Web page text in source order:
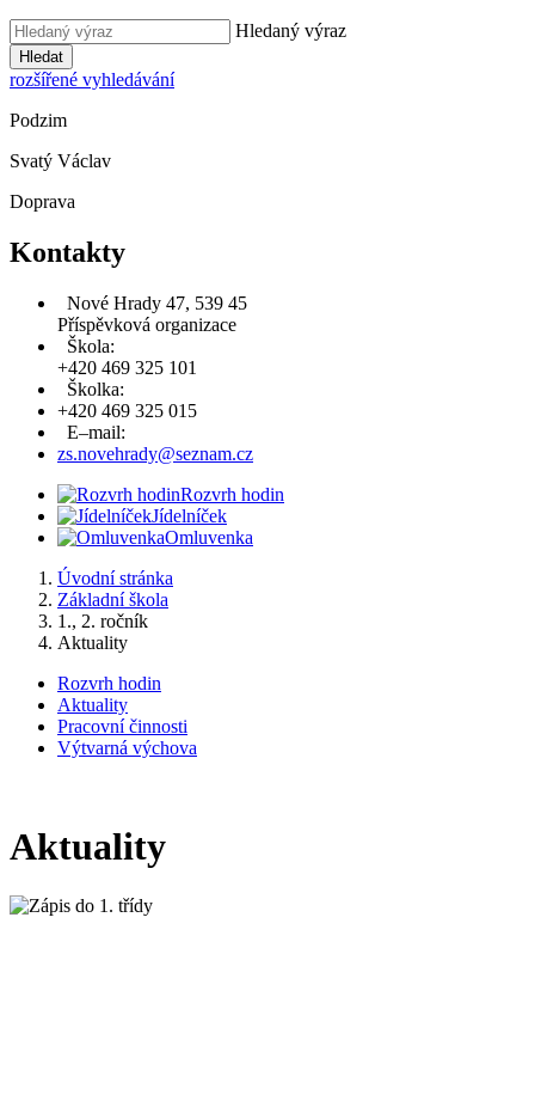
Hledaný výraz
Hledat
rozšířené vyhledávání
Podzim
Svatý Václav
Doprava
Kontakty
Nové Hrady 47, 539 45
Příspěvková organizace
Škola:
+420 469 325 101
Školka:
+420 469 325 015
E–mail:
zs.novehrady@seznam.cz
Rozvrh hodin
Jídelníček
Omluvenka
Úvodní stránka
Základní škola
1., 2. ročník
Aktuality
Rozvrh hodin
Aktuality
Pracovní činnosti
Výtvarná výchova
Aktuality